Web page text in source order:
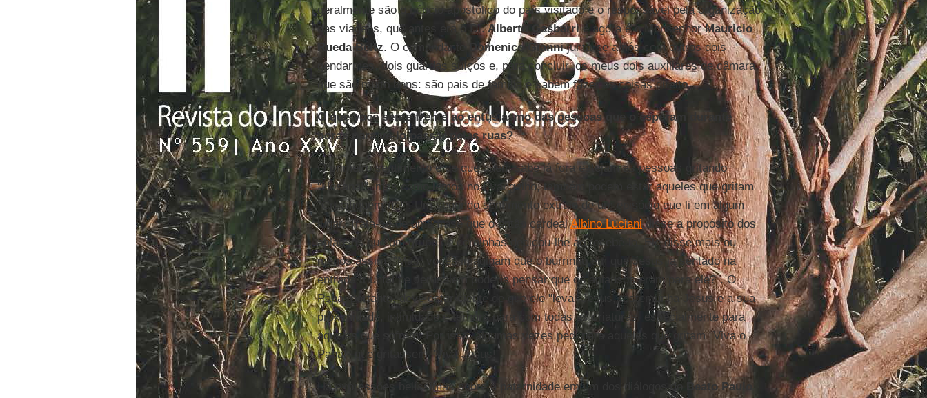
geralmente são o núncio apostólico do país visitado e o responsável pela organização
das viagens, que antes era o Dr.Alberto Gasbarrie agora é o MonsenhorMauricio
Rueda Beltz. O comandante Domenico Giannijunta-se a nós com outros dois
gendarmes, dois guardas suíços e, para concluir, os meus dois auxiliares de câmara,
que são muito bons: são pais de família e sabem fazer as coisas direito.
O que você sente frente ao entusiasmo das pessoas que o esperam durante
horas para vê-lo passar pelas ruas?
O primeiro sentimento é de que quem sabe lá fora estejam as pessoas gritando
"Hosana!", mas como lemos no Evangelho, também podem estar aqueles que gritam
"Crucifiquem-no!". Um segundo sentimento extraio de um episódio que li em algum
lugar. Trata-se de uma frase que o então cardealAlbino Lucianidisse a propósito dos
aplausos que um grupo de coroinhas dedicou-lhe ao recebê-lo. Ele disse mais ou
menos assim: "Mas, vocês imaginam que o burrinho em que Jesus ia sentado na
entrada triunfal de Jerusalém poderia pensar que os aplausos eram para ele?". O
Papa, portanto, deve estar ciente de que ele "leva" Jesus, testemunha Jesus e a sua
proximidade, intimidade e ternura para com todas as criaturas, especialmente para
aqueles que sofrem. Por isso, algumas vezes pedi para aqueles que gritam "Viva o
Papa!" que gritassem "Viva Jesus!".
Há expressões belíssimas sobre a paternidade em um dos diálogos do
Beato Paulo